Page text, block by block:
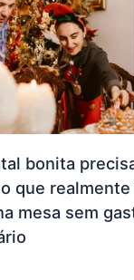
bonita
que
mesa sem